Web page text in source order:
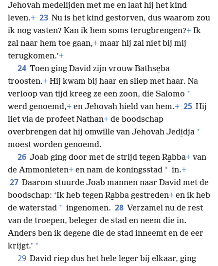
Jehovah medelijden met me en laat hij het kind
leven.+ 23 Nu is het kind gestorven, dus waarom zou
ik nog vasten? Kan ik hem soms terugbrengen?+ Ik
zal naar hem toe gaan,+ maar hij zal niet bij mij
terugkomen.’+
24 Toen ging David zijn vrouw Bathse̱ba
troosten.+ Hij kwam bij haar en sliep met haar. Na
verloop van tijd kreeg ze een zoon, die Salomo *
werd genoemd,+ en Jehovah hield van hem.+ 25 Hij
liet via de profeet Nathan+ de boodschap
overbrengen dat hij omwille van Jehovah Jedi̱dja *
moest worden genoemd.
26 Joab ging door met de strijd tegen Ra̱bba+ van
de Ammonieten+ en nam de koningsstad * in.+
27 Daarom stuurde Joab mannen naar David met de
boodschap: ‘Ik heb tegen Ra̱bba gestreden+ en ik heb
de waterstad * ingenomen. 28 Verzamel nu de rest
van de troepen, beleger de stad en neem die in.
Anders ben ik degene die de stad inneemt en de eer
krijgt.’ *
29 David riep dus het hele leger bij elkaar, ging